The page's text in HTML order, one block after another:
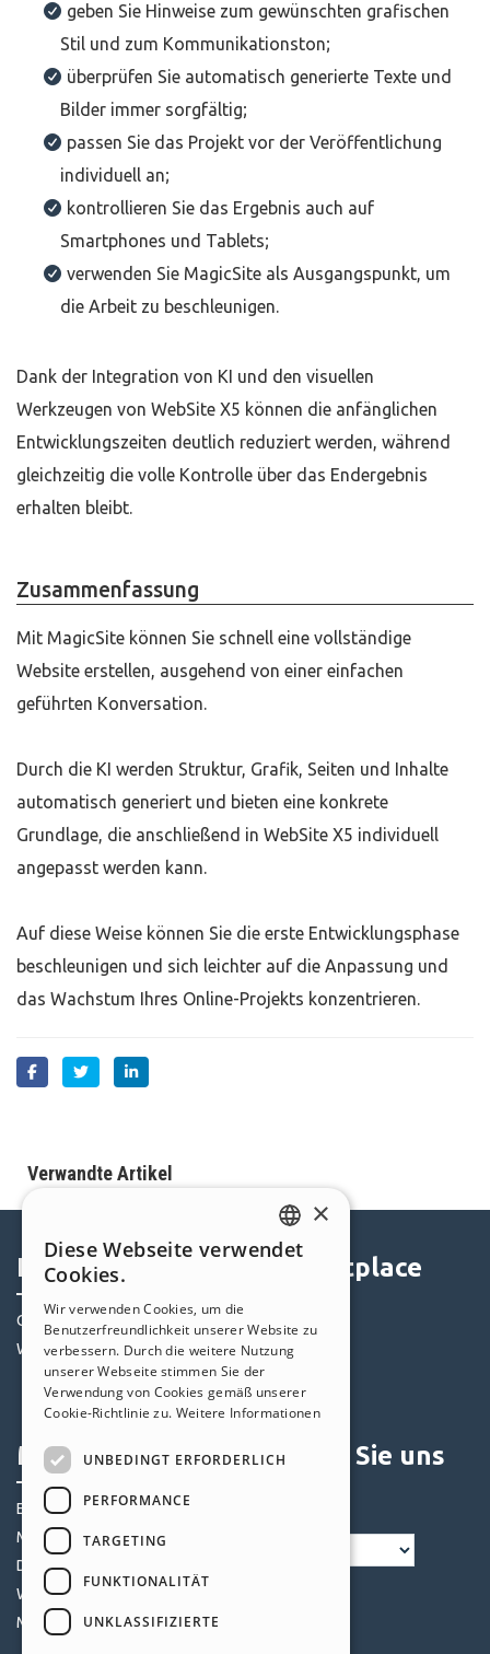
geben Sie Hinweise zum gewünschten grafischen
Stil und zum Kommunikationston;
überprüfen Sie automatisch generierte Texte und
Bilder immer sorgfältig;
passen Sie das Projekt vor der Veröffentlichung
individuell an;
kontrollieren Sie das Ergebnis auch auf
Smartphones und Tablets;
verwenden Sie MagicSite als Ausgangspunkt, um
die Arbeit zu beschleunigen.
Dank der Integration von KI und den visuellen
Werkzeugen von WebSite X5 können die anfänglichen
Entwicklungszeiten deutlich reduziert werden, während
gleichzeitig die volle Kontrolle über das Endergebnis
erhalten bleibt.
Zusammenfassung
Mit MagicSite können Sie schnell eine vollständige
Website erstellen, ausgehend von einer einfachen
geführten Konversation.
Durch die KI werden Struktur, Grafik, Seiten und Inhalte
automatisch generiert und bieten eine konkrete
Grundlage, die anschließend in WebSite X5 individuell
angepasst werden kann.
Auf diese Weise können Sie die erste Entwicklungsphase
beschleunigen und sich leichter auf die Anpassung und
das Wachstum Ihres Online-Projekts konzentrieren.
Verwandte Artikel
Help Center
Community
Websites von Nutzern
Marketplace
Templates
Objekte
Credits
Angebote
Mein Profil
Eigene Beiträge
Meine Lizenz
Downloads
Webhosting
Meine Credits
Folgen Sie uns
ENGLISH
GERMAN
SPANISH
PORTUGUESE
×
Diese Webseite verwendet
Cookies.
Wir verwenden Cookies, um die
Benutzerfreundlichkeit unserer Website zu
verbessern. Durch die weitere Nutzung
unserer Webseite stimmen Sie der
Verwendung von Cookies gemäß unserer
Cookie-Richtlinie zu. Weitere Informationen
UNBEDINGT ERFORDERLICH
PERFORMANCE
TARGETING
FUNKTIONALITÄT
UNKLASSIFIZIERTE